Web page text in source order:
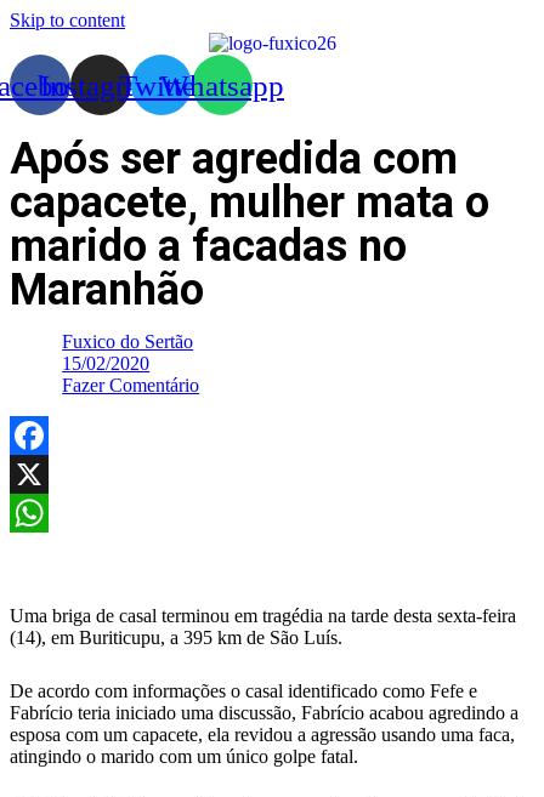
Skip to content
InstagramTwitterWhatsapp
Após ser agredida com
capacete, mulher mata o
marido a facadas no
Maranhão
Fuxico do Sertão
15/02/2020
Fazer Comentário
Facebook
X
Uma briga de casal terminou em tragédia na tarde desta sexta-feira
(14), em Buriticupu, a 395 km de São Luís.
De acordo com informações o casal identificado como Fefe e
Fabrício teria iniciado uma discussão, Fabrício acabou agredindo a
esposa com um capacete, ela revidou a agressão usando uma faca,
atingindo o marido com um único golpe fatal.